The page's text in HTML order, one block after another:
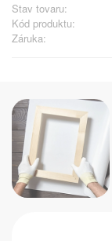
Stav tovaru:
Kód produktu:
Záruka: